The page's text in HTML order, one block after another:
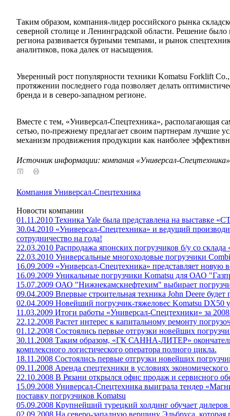
Таким образом, компания-лидер российского рынка
северной столице и Ленинградской области. Решение
региона развивается бурными темпами, и рынок
аналитиков, пока далек от насыщения.
Уверенный рост популярности техники Komatsu Forklift
протяжении последнего года позволяет делать
бренда и в северо-западном регионе.
Вместе с тем, «Универсал-Спецтехника», располагающая
сетью, по-прежнему предлагает своим партнерам лучшие
механизм продвижения продукции как наиболее
Источник информации: компания «Универсал-Спецтехника»
Компания Универсал-Спецтехника
Новости компании
01.11.2010 Техника Yale была представлена на выставке
30.04.2010 «Универсал-Спецтехника» и ведущий
сотрудничество на года!
22.03.2010 Распродажа японских погрузчиков б/у со
22.03.2010 Универсальные многоходовые погрузчики
16.09.2009 «Универсал-Спецтехника» представляет
16.09.2009 Уникальные погрузчики Komatsu для ОАО
15.07.2009 ОАО "Нижнекамскнефтехим" выбирает
09.04.2009 Впервые строительная техника John Deere будет
02.04.2009 Новейший погрузчик-тяжеловес Komatsu DX50
11.03.2009 Итоги работы «Универсал-Спецтехники» за
22.12.2008 Растет интерес к капитальному ремонту
01.12.2008 Состоялись первые отгрузки новейших
30.11.2008 Таким образом, «ГК САННА-ЛИТЕР»
комплексного логистического оператора полного цикла.
18.11.2008 Состоялись первые отгрузки новейших
09.11.2008 Аренда спецтехники в условиях экономического
22.10.2008 В Рязани открылся офис продаж и сервисного
15.09.2008 Универсал-Спецтехника выиграла тендер
поставку погрузчиков Komatsu
05.09.2008 Крупнейший турецкий холдинг обучает
02.09.2008 На северо-западную вершину Эльбруса,